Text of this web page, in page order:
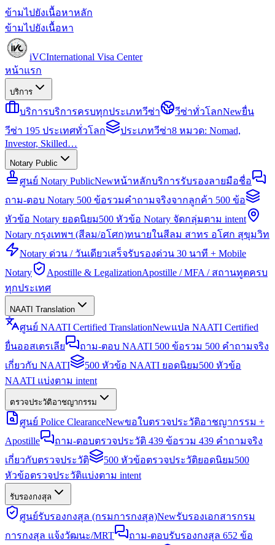
ข้ามไปยังเนื้อหาหลัก
ข้ามไปยังเนื้อหา
iVCInternational Visa Center
หน้าแรก
บริการ
บริการบริการครบทุกประเภทวีซ่า วีซ่าทั่วโลกNewยื่น
วีซ่า 195 ประเทศทั่วโลก
ประเภทวีซ่า8 หมวด: Nomad,
Investor, Skilled…
Notary Public
ศูนย์ Notary PublicNewหน้าหลักบริการรับรองลายมือชื่อ
ถาม-ตอบ Notary 500 ข้อรวมคำถามจริงจากลูกค้า 500 ข้อ
หัวข้อ Notary ยอดนิยม500 หัวข้อ Notary จัดกลุ่มตาม intent
Notary กรุงเทพฯ (สีลม/อโศก)ทนายในสีลม สาทร อโศก สุขุมวิท
Notary ด่วน / วันเดียวเสร็จรับรองด่วน 30 นาที + Mobile
Notary
Apostille & LegalizationApostille / MFA / สถานทูตครบ
ทุกประเทศ
NAATI Translation
ศูนย์ NAATI Certified TranslationNewแปล NAATI Certified
ยื่นออสเตรเลีย
ถาม-ตอบ NAATI 500 ข้อรวม 500 คำถามจริง
เกี่ยวกับ NAATI
500 หัวข้อ NAATI ยอดนิยม500 หัวข้อ
NAATI แบ่งตาม intent
ตรวจประวัติอาชญากรรม
ศูนย์ Police ClearanceNewขอใบตรวจประวัติอาชญากรรม +
Apostille
ถาม-ตอบตรวจประวัติ 439 ข้อรวม 439 คำถามจริง
เกี่ยวกับตรวจประวัติ
500 หัวข้อตรวจประวัติยอดนิยม500
หัวข้อตรวจประวัติแบ่งตาม intent
รับรองกงสุล
ศูนย์รับรองกงสุล (กรมการกงสุล)Newรับรองเอกสารกรม
การกงสุล แจ้งวัฒนะ/MRT
ถาม-ตอบรับรองกงสุล 652 ข้อ